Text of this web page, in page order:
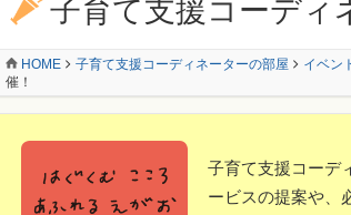
子育て支援コーディ
HOME 子育て支援コーディネーターの部屋 イベン
催！
子育て支援コーデ
ービスの提案や、